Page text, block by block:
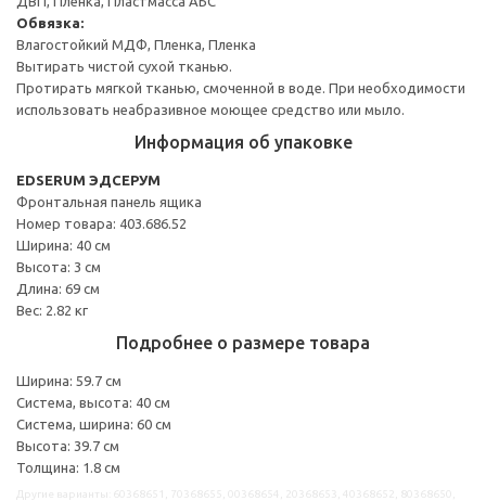
Обвязка:
Влагостойкий МДФ, Пленка, Пленка
Вытирать чистой сухой тканью.
Протирать мягкой тканью, смоченной в воде. При необходимости
использовать неабразивное моющее средство или мыло.
Информация об упаковке
EDSERUM ЭДСЕРУМ
Фронтальная панель ящика
Номер товара: 403.686.52
Ширина: 40 см
Высота: 3 см
Длина: 69 см
Вес: 2.82 кг
Подробнее о размере товара
Ширина: 59.7 см
Система, высота: 40 см
Система, ширина: 60 см
Высота: 39.7 см
Толщина: 1.8 см